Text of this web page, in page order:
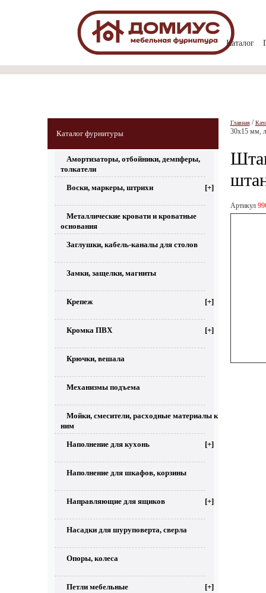
Каталог
Каталог фурнитуры
Амортизаторы, отбойники, демпферы,
толкатели
Воски, маркеры, штрихи [+]
Металлические кровати и кроватные
основания
Заглушки, кабель-каналы для столов
Замки, защелки, магниты
Крепеж [+]
Кромка ПВХ [+]
Крючки, вешала
Механизмы подъема
Мойки, смесители, расходные материалы к
ним
Наполнение для кухонь [+]
Наполнение для шкафов, корзины
Направляющие для ящиков [+]
Насадки для шуруповерта, сверла
Опоры, колеса
Петли мебельные [+]
Главная/
30х15 мм,
Артикул